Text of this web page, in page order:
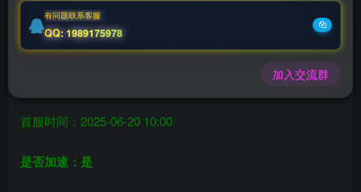
后台激活码联系客服购买
斩妖传GM版（328买断）
首服时间：2025-06-20 10:00
是否加速：是
有问题联系客服
QQ: 1989175978
加入交流群